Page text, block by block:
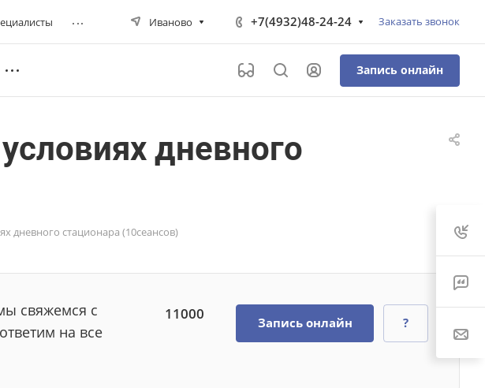
... Иваново +7(4932)48-24-24 Заказать звонок
Запись онлайн
дневного
дневного стационара (10сеансов)
свяжемся с
на все
11000 Запись онлайн ?